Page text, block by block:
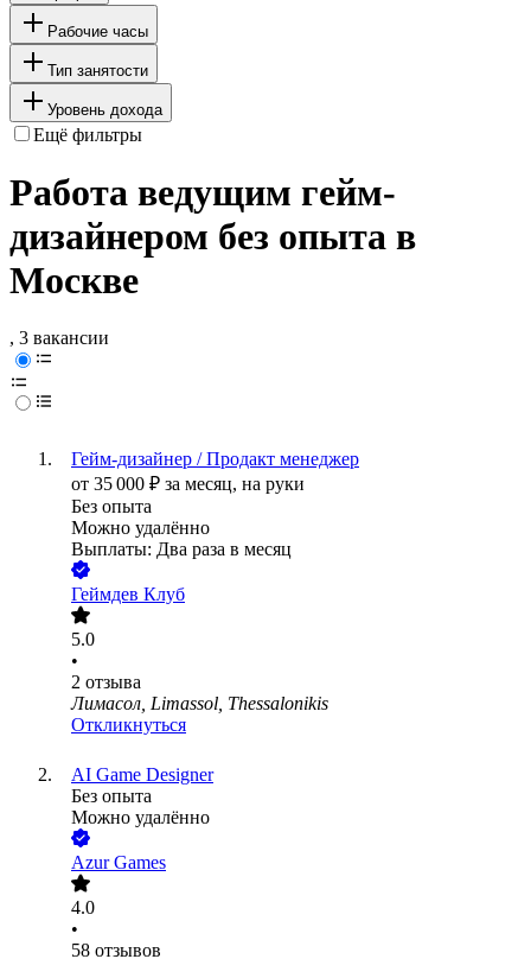
Рабочие часы
Тип занятости
Уровень дохода
Ещё фильтры
Работа ведущим гейм-
дизайнером без опыта в
Москве
, 3 вакансии
Гейм-дизайнер / Продакт менеджер
от 35 000 ₽ за месяц, на руки
Без опыта
Можно удалённо
Выплаты: Два раза в месяц
Геймдев Клуб
5.0
•
2 отзыва
Лимасол, Limassol, Thessalonikis
Откликнуться
AI Game Designer
Без опыта
Можно удалённо
Azur Games
4.0
•
58 отзывов